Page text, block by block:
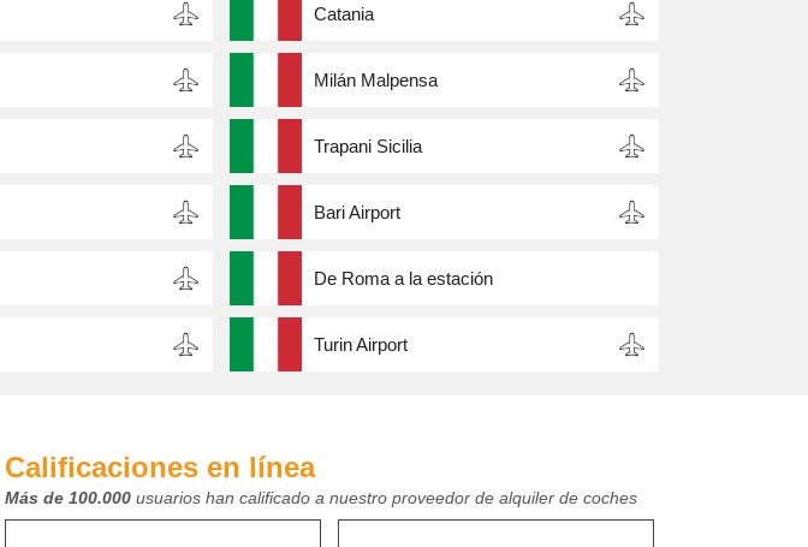
Catania
Milán Malpensa
Trapani Sicilia
Bari Airport
De Roma a la estación
Turin Airport
Calificaciones en línea
Más de 100.000 usuarios han calificado a nuestro proveedor de alquiler de coches